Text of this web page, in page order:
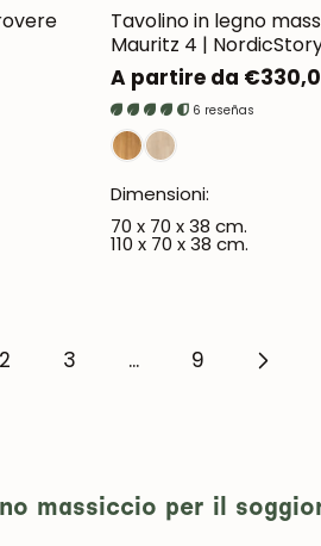
Tavolino in legno
Mauritz 4 |
Prezzo
normale
A partire da
6 reseñas
Dimensioni:
70 x 70 x 38 cm.
110 x 70 x 38 cm.
2 3 ... 9
massiccio per il
NOSTRA COMMUNITY
vantaggi riservati agli iscritti.